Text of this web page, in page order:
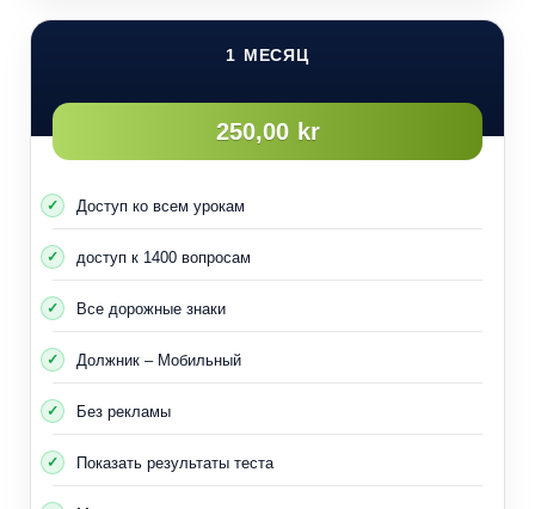
1 МЕСЯЦ
250,00 kr
Доступ ко всем урокам
доступ к 1400 вопросам
Все дорожные знаки
Должник – Мобильный
Без рекламы
Показать результаты теста